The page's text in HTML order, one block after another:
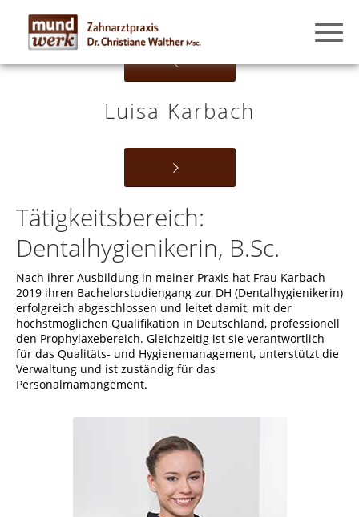
Luisa Karbach
Tätigkeitsbereich:
Dentalhygienikerin, B.Sc.
Nach ihrer Ausbildung in meiner Praxis hat Frau Karbach
2019 ihren Bachelorstudiengang zur DH (Dentalhygienikerin)
erfolgreich abgeschlossen und leitet damit, mit der
höchstmöglichen Qualifikation in Deutschland, professionell
den Prophylaxebereich. Gleichzeitig ist sie verantwortlich
für das Qualitäts- und Hygienemanagement, unterstützt die
Verwaltung und ist zuständig für das
Personalmamangement.